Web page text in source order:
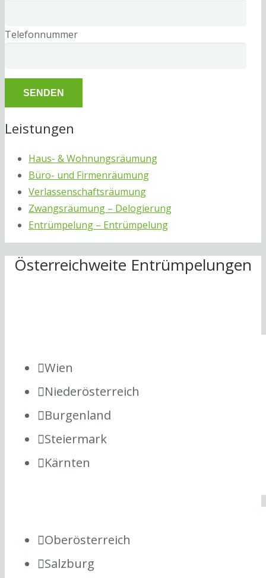
Telefonnummer
Leistungen
Haus- & Wohnungsräumung
Büro- und Firmenräumung
Verlassenschaftsräumung
Zwangsräumung – Delogierung
Entrümpelung – Entrümpelung
Österreichweite Entrümpelungen
Wien
Niederösterreich
Burgenland
Steiermark
Kärnten
Oberösterreich
Salzburg